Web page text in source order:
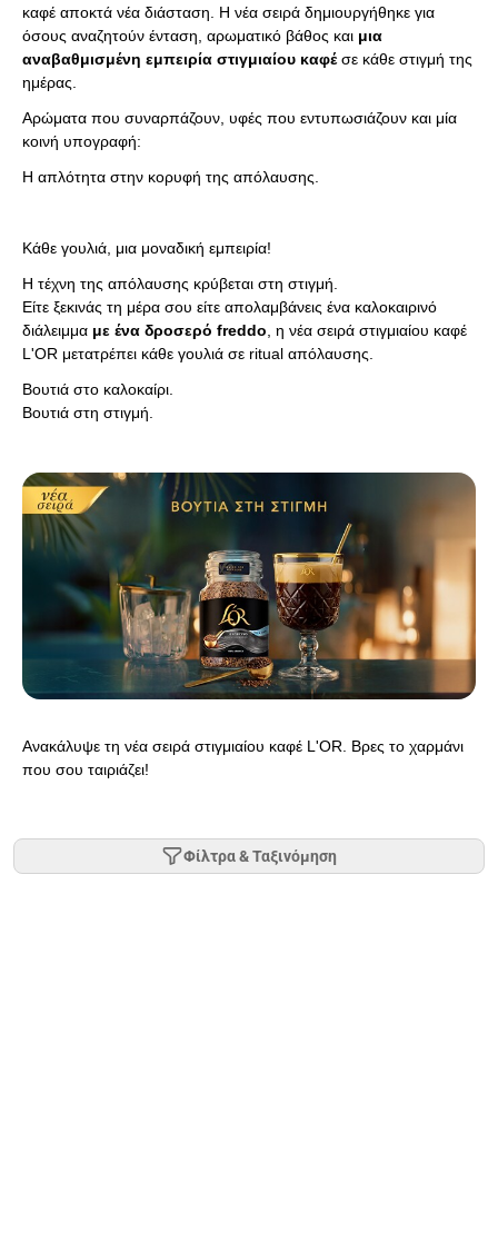
καφέ αποκτά νέα διάσταση. Η νέα σειρά δημιουργήθηκε για
όσους αναζητούν ένταση, αρωματικό βάθος και μια
αναβαθμισμένη εμπειρία στιγμιαίου καφέσε κάθε στιγμή της
ημέρας.
Αρώματα που συναρπάζουν, υφές που εντυπωσιάζουν και μία
κοινή υπογραφή:
H απλότητα στην κορυφή της απόλαυσης.
Κάθε γουλιά, μια μοναδική εμπειρία!
Η τέχνη της απόλαυσης κρύβεται στη στιγμή.
Είτε ξεκινάς τη μέρα σου είτε απολαμβάνεις ένα καλοκαιρινό
διάλειμμα με ένα δροσερό freddo , η νέα σειρά στιγμιαίου καφέ
L'OR μετατρέπει κάθε γουλιά σε ritual απόλαυσης.
Βουτιά στο καλοκαίρι.
Βουτιά στη στιγμή.
Ανακάλυψε τη νέα σειρά στιγμιαίου καφέ L'OR. Βρες το χαρμάνι
που σου ταιριάζει!
Φίλτρα & Ταξινόμηση